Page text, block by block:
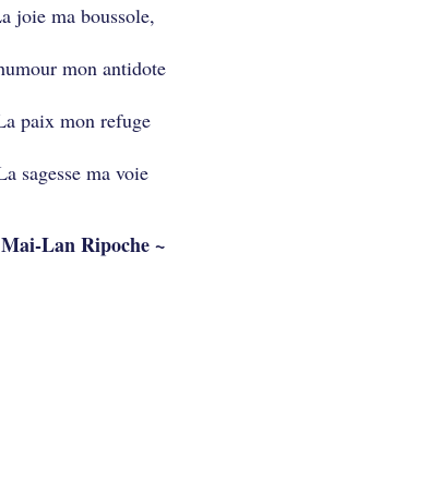
joie ma boussole,
mon antidote
paix mon refuge
sagesse ma voie
Lan Ripoche ~